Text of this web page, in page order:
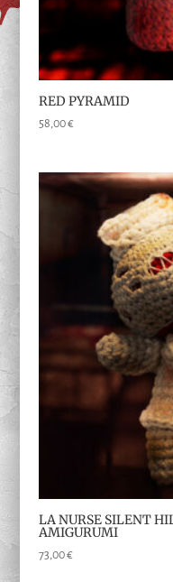
RED PYRAMID
58,00€
LA NURSE SILENT
AMIGURUMI
73,00€